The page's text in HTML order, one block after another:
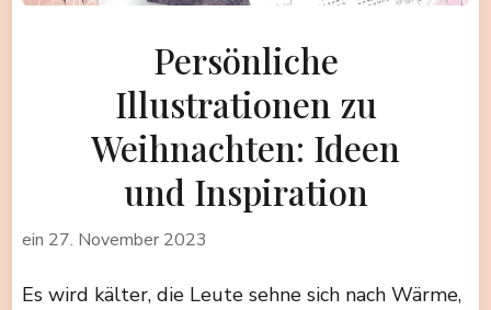
Persönliche
Illustrationen zu
Weihnachten: Ideen
und Inspiration
ein 27. November 2023
Es wird kälter, die Leute sehne sich nach Wärme,